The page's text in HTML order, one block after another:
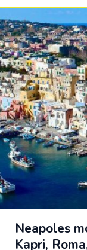
Neapoles
Kapri,